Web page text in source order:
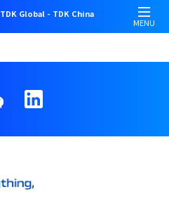
TDK Global - TDK China
MENU